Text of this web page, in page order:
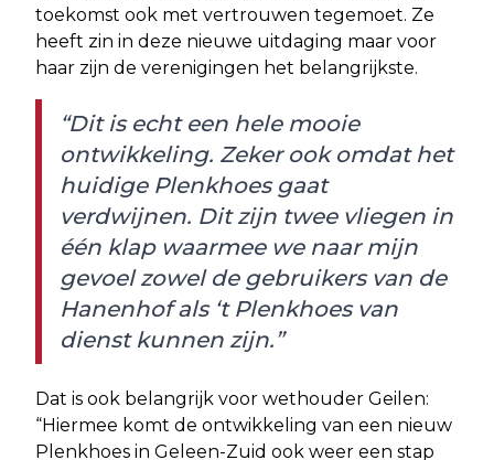
toekomst ook met vertrouwen tegemoet. Ze
heeft zin in deze nieuwe uitdaging maar voor
haar zijn de verenigingen het belangrijkste.
“Dit is echt een hele mooie
ontwikkeling. Zeker ook omdat het
huidige Plenkhoes gaat
verdwijnen. Dit zijn twee vliegen in
één klap waarmee we naar mijn
gevoel zowel de gebruikers van de
Hanenhof als ‘t Plenkhoes van
dienst kunnen zijn.”
Dat is ook belangrijk voor wethouder Geilen:
“Hiermee komt de ontwikkeling van een nieuw
Plenkhoes in Geleen-Zuid ook weer een stap